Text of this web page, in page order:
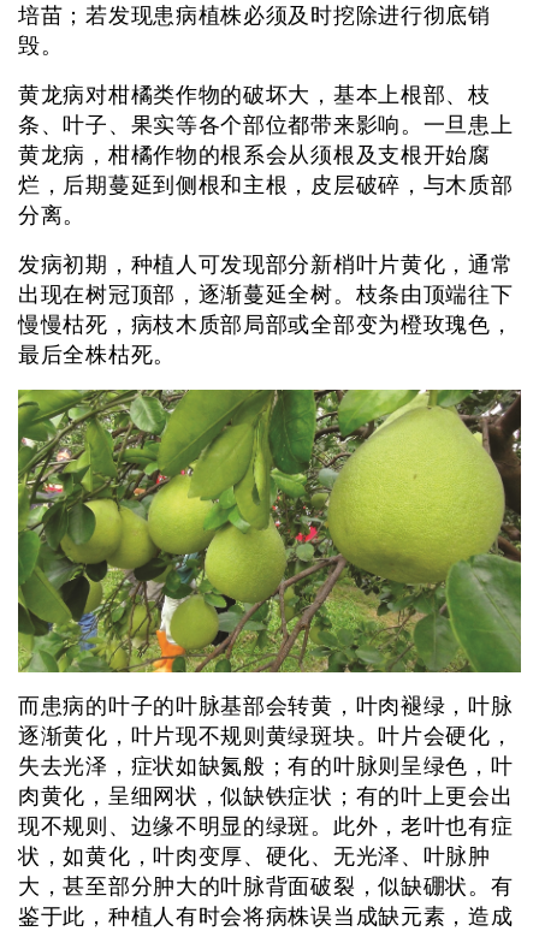
培苗；若发现患病植株必须及时挖除进行彻底销
毁。
黄龙病对柑橘类作物的破坏大，基本上根部、枝
条、叶子、果实等各个部位都带来影响。一旦患上
黄龙病，柑橘作物的根系会从须根及支根开始腐
烂，后期蔓延到侧根和主根，皮层破碎，与木质部
分离。
发病初期，种植人可发现部分新梢叶片黄化，通常
出现在树冠顶部，逐渐蔓延全树。枝条由顶端往下
慢慢枯死，病枝木质部局部或全部变为橙玫瑰色，
最后全株枯死。
而患病的叶子的叶脉基部会转黄，叶肉褪绿，叶脉
逐渐黄化，叶片现不规则黄绿斑块。叶片会硬化，
失去光泽，症状如缺氮般；有的叶脉则呈绿色，叶
肉黄化，呈细网状，似缺铁症状；有的叶上更会出
现不规则、边缘不明显的绿斑。此外，老叶也有症
状，如黄化，叶肉变厚、硬化、无光泽、叶脉肿
大，甚至部分肿大的叶脉背面破裂，似缺硼状。有
鉴于此，种植人有时会将病株误当成缺元素，造成